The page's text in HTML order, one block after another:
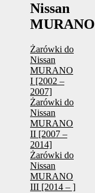
Nissan
MURANO
Żarówki do
Nissan
MURANO
I [2002 –
2007]
Żarówki do
Nissan
MURANO
II [2007 –
2014]
Żarówki do
Nissan
MURANO
III [2014 – ]